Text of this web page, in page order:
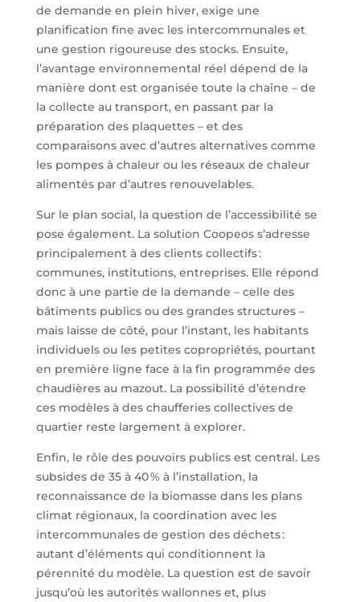
de demande en plein hiver, exige une
planification fine avec les intercommunales et
une gestion rigoureuse des stocks. Ensuite,
l’avantage environnemental réel dépend de la
manière dont est organisée toute la chaîne – de
la collecte au transport, en passant par la
préparation des plaquettes – et des
comparaisons avec d’autres alternatives comme
les pompes à chaleur ou les réseaux de chaleur
alimentés par d’autres renouvelables.
Sur le plan social, la question de l’accessibilité se
pose également. La solution Coopeos s’adresse
principalement à des clients collectifs :
communes, institutions, entreprises. Elle répond
donc à une partie de la demande – celle des
bâtiments publics ou des grandes structures –
mais laisse de côté, pour l’instant, les habitants
individuels ou les petites copropriétés, pourtant
en première ligne face à la fin programmée des
chaudières au mazout. La possibilité d’étendre
ces modèles à des chaufferies collectives de
quartier reste largement à explorer.
Enfin, le rôle des pouvoirs publics est central. Les
subsides de 35 à 40 % à l’installation, la
reconnaissance de la biomasse dans les plans
climat régionaux, la coordination avec les
intercommunales de gestion des déchets :
autant d’éléments qui conditionnent la
pérennité du modèle. La question est de savoir
jusqu’où les autorités wallonnes et, plus